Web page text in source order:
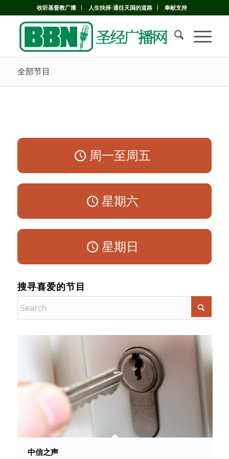
收听基督教广播 人生抉择-通往天国的道路 奉献支持
全部节目
周一至周五
星期六
星期日
搜寻喜爱的节目
中信之声